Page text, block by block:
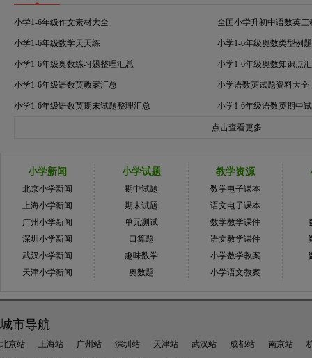
小学1-6年级作文素材大全 全国小学升初中语数英三
小学1-6年级数学天天练 小学1-6年级奥数类型例
小学1-6年级奥数练习题整理汇总 小学1-6年级奥数知识点
小学1-6年级语数英教案汇总 小学语数英试题资料大全
小学1-6年级语数英期末试题整理汇总 小学1-6年级语数英期中
点击查看更多
小学新闻
北京小学新闻
上海小学新闻
广州小学新闻
深圳小学新闻
武汉小学新闻
天津小学新闻
小学试题
期中试题
期末试题
单元测试
口算题
趣味数学
奥数题
教学资源
数学电子课本
语文电子课本
数学教学课件
语文教学课件
小学数学教案
小学语文教案
城市导航
北京站 上海站 广州站 深圳站 天津站 武汉站 成都站 南京站